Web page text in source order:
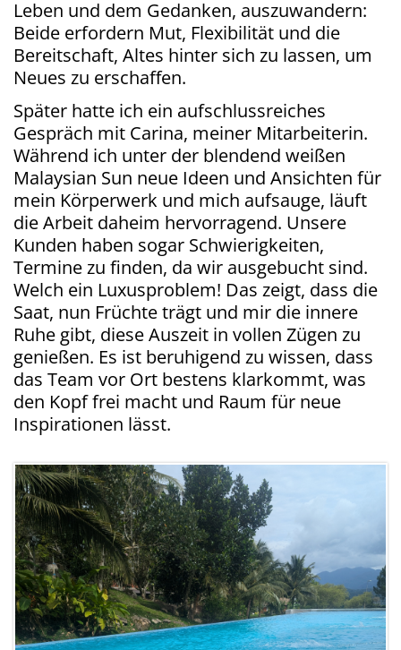
Leben und dem Gedanken, auszuwandern:
Beide erfordern Mut, Flexibilität und die
Bereitschaft, Altes hinter sich zu lassen, um
Neues zu erschaffen.
Später hatte ich ein aufschlussreiches
Gespräch mit Carina, meiner Mitarbeiterin.
Während ich unter der blendend weißen
Malaysian Sun neue Ideen und Ansichten für
mein Körperwerk und mich aufsauge, läuft
die Arbeit daheim hervorragend. Unsere
Kunden haben sogar Schwierigkeiten,
Termine zu finden, da wir ausgebucht sind.
Welch ein Luxusproblem! Das zeigt, dass die
Saat, nun Früchte trägt und mir die innere
Ruhe gibt, diese Auszeit in vollen Zügen zu
genießen. Es ist beruhigend zu wissen, dass
das Team vor Ort bestens klarkommt, was
den Kopf frei macht und Raum für neue
Inspirationen lässt.